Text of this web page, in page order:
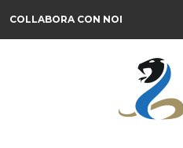
COLLABORA CON NOI